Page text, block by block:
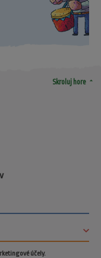
Skroluj hore arrow_drop_up
účely.